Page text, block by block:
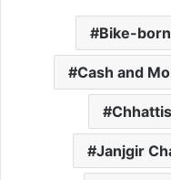
Bike-
Cash and
Janjgir